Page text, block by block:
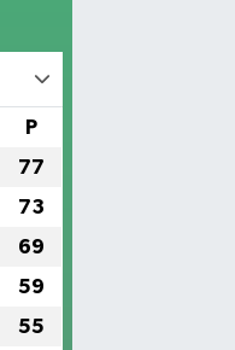
P
77
73
69
59
55